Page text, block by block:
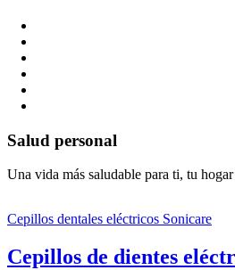
Salud personal
Una vida más saludable para ti, tu
Cepillos dentales eléctricos Sonicare
Cepillos de dientes